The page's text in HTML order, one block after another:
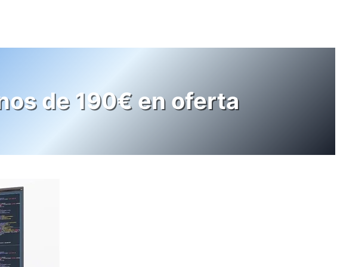
de 190€ en oferta